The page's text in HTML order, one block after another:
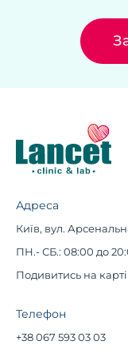
Адреса
Київ, вул.
ПН.- СБ.: 08:00 до
Подивитись на карті
Телефон
+38 067 593 03 03